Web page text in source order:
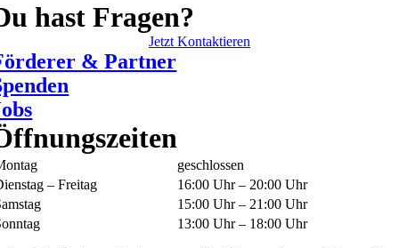
hast Fragen?
Jetzt Kontaktieren
& Partner
geschlossen
– Freitag
16:00 Uhr – 20:00 Uhr
15:00 Uhr – 21:00 Uhr
13:00 Uhr – 18:00 Uhr